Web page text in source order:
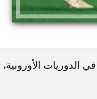
الدوريات الأوروبية،
أوبو تطلق سلسلة رينو 16 في المملكة